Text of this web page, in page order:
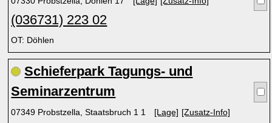
(036731) 223 02
OT: Döhlen
Schieferpark Tagungs- und
Seminarzentrum
07349 Probstzella, Staatsbruch 1 1 [Lage] [Zusatz-Info]